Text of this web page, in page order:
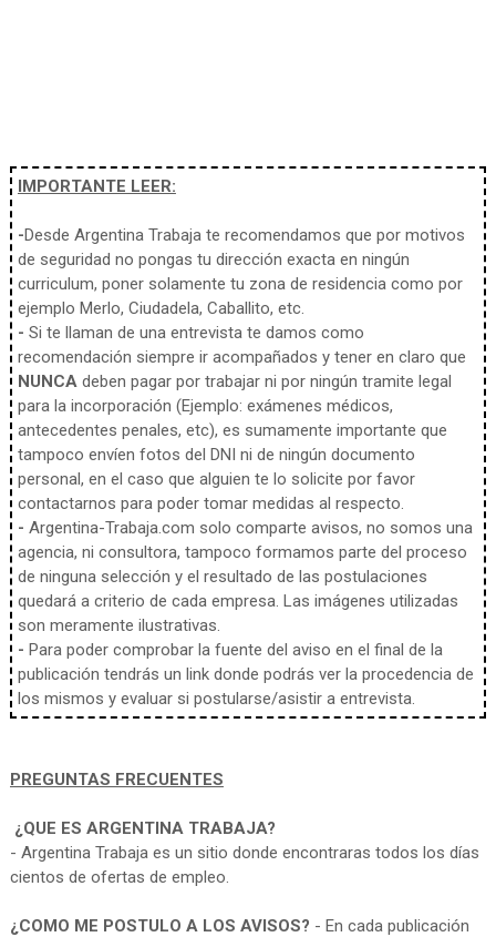
IMPORTANTE LEER:
-Desde Argentina Trabaja te recomendamos que por motivos
de seguridad no pongas tu dirección exacta en ningún
curriculum, poner solamente tu zona de residencia como por
ejemplo Merlo, Ciudadela, Caballito, etc.
- Si te llaman de una entrevista te damos como
recomendación siempre ir acompañados y tener en claro que
NUNCAdeben pagar por trabajar ni por ningún tramite legal
para la incorporación (Ejemplo: exámenes médicos,
antecedentes penales, etc), es sumamente importante que
tampoco envíen fotos del DNI ni de ningún documento
personal, en el caso que alguien te lo solicite por favor
contactarnos para poder tomar medidas al respecto.
- Argentina-Trabaja.com solo comparte avisos, no somos una
agencia, ni consultora, tampoco formamos parte del proceso
de ninguna selección y el resultado de las postulaciones
quedará a criterio de cada empresa. Las imágenes utilizadas
son meramente ilustrativas.
- Para poder comprobar la fuente del aviso en el final de la
publicación tendrás un link donde podrás ver la procedencia de
los mismos y evaluar si postularse/asistir a entrevista.
PREGUNTAS FRECUENTES
¿QUE ES ARGENTINA TRABAJA?
- Argentina Trabaja es un sitio donde encontraras todos los días
cientos de ofertas de empleo.
¿COMO ME POSTULO A LOS AVISOS? - En cada publicación